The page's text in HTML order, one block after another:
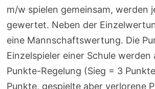
m/w spielen gemeinsam, werden
gewertet. Neben der
eine Mannschaftswertung. Die
Einzelspieler einer Schule
Punkte-Regelung (Sieg = 3
Punkte, gespielte aber verlorene